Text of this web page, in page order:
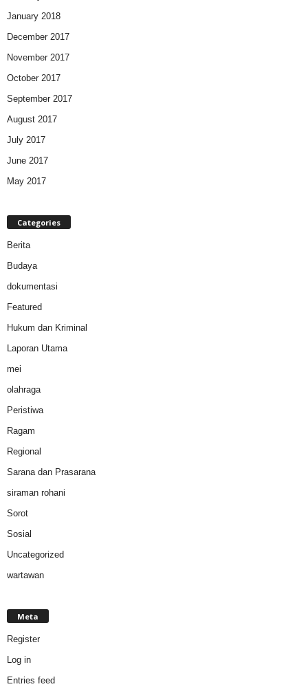
January 2018
December 2017
November 2017
October 2017
September 2017
August 2017
July 2017
June 2017
May 2017
Categories
Berita
Budaya
dokumentasi
Featured
Hukum dan Kriminal
Laporan Utama
mei
olahraga
Peristiwa
Ragam
Regional
Sarana dan Prasarana
siraman rohani
Sorot
Sosial
Uncategorized
wartawan
Meta
Register
Log in
Entries feed